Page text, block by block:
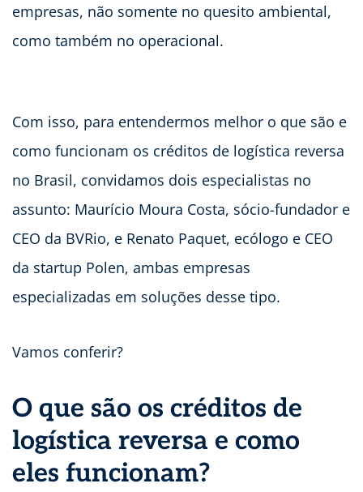
empresas, não somente no quesito ambiental,
como também no operacional.
Com isso, para entendermos melhor o que são e
como funcionam os créditos de logística reversa
no Brasil, convidamos dois especialistas no
assunto: Maurício Moura Costa, sócio-fundador e
CEO da BVRio, e Renato Paquet, ecólogo e CEO
da startup Polen, ambas empresas
especializadas em soluções desse tipo.
Vamos conferir?
O que são os créditos de
logística reversa e como
eles funcionam?